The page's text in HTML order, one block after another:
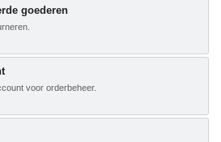
goederen
voor orderbeheer.